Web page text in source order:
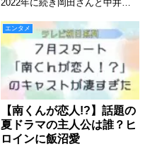
2022年に続き岡田さんと中井さ
です！詳しくはこちらから！
エンタメ
【南くんが恋人!?】話題の
夏ドラマの主人公は誰？ヒ
ロインに飯沼愛